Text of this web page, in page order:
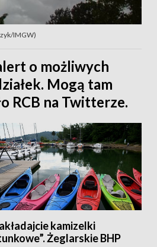
IMGW)
o możliwych
Mogą tam
RCB na Twitterze.
kamizelki
Żeglarskie BHP